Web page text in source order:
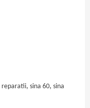
reparatii, sina 60, sina